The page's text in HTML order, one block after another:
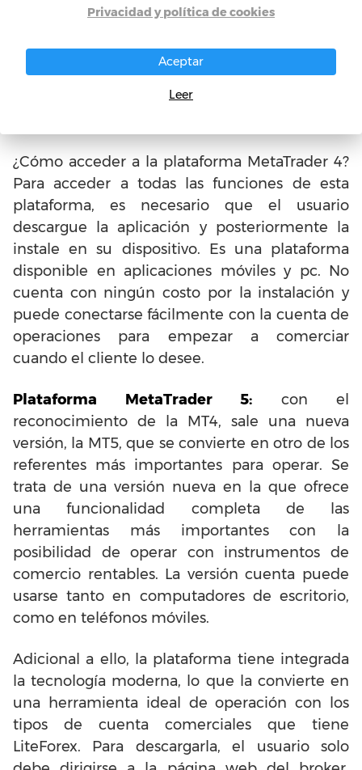
más. El operador, en esta plataforma, podrá
diferentes instrumentos financieros (que
pasaremos a ver en un momento), entre los
que encontramos metales preciosos, acciones,
¿Cómo acceder a la plataforma MetaTrader 4?
Para acceder a todas las funciones de esta
plataforma, es necesario que el usuario
descargue la aplicación y posteriormente la
instale en su dispositivo. Es una plataforma
disponible en aplicaciones móviles y pc. No
cuenta con ningún costo por la instalación y
puede conectarse fácilmente con la cuenta de
operaciones para empezar a comerciar
cuando el cliente lo desee.
Plataforma MetaTrader 5: con el
reconocimiento de la MT4, sale una nueva
versión, la MT5, que se convierte en otro de los
referentes más importantes para operar. Se
trata de una versión nueva en la que ofrece
una funcionalidad completa de las
herramientas más importantes con la
posibilidad de operar con instrumentos de
comercio rentables. La versión cuenta puede
usarse tanto en computadores de escritorio,
como en teléfonos móviles.
Adicional a ello, la plataforma tiene integrada
la tecnología moderna, lo que la convierte en
una herramienta ideal de operación con los
tipos de cuenta comerciales que tiene
LiteForex. Para descargarla, el usuario solo
Privacidad y política de cookies
Aceptar
Leer